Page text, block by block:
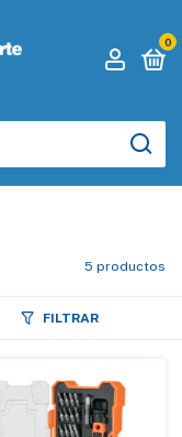
0
5 productos
FILTRAR